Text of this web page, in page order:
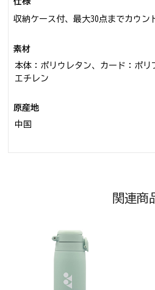
収納ケース付、最大30点までカウン
素材
本体：ポリウレタン、カード：ポリ
エチレン
原産地
中国
関連商